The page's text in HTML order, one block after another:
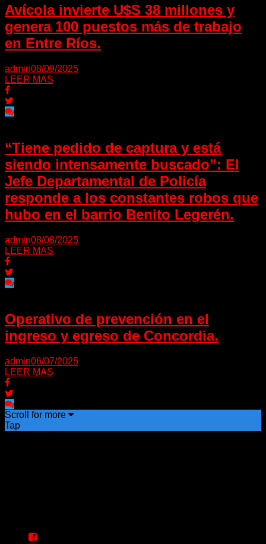
Avícola invierte U$S 38 millones y
genera 100 puestos más de trabajo
en Entre Ríos.
admin08/09/2025
LEER MAS
“Tiene pedido de captura y está
siendo intensamente buscado”: El
Jefe Departamental de Policía
responde a los constantes robos que
hubo en el barrio Benito Legerén.
admin08/08/2025
LEER MAS
Operativo de prevención en el
ingreso y egreso de Concordia.
admin06/07/2025
LEER MAS
Scroll for more
Tap